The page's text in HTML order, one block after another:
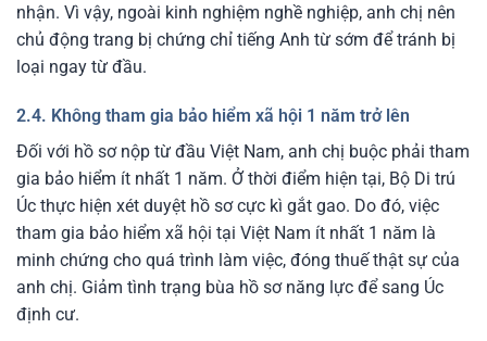
nhận. Vì vậy, ngoài kinh nghiệm nghề nghiệp, anh chị nên
chủ động trang bị chứng chỉ tiếng Anh từ sớm để tránh bị
loại ngay từ đầu.
2.4. Không tham gia bảo hiểm xã hội 1 năm trở lên
Đối với hồ sơ nộp từ đầu Việt Nam, anh chị buộc phải tham
gia bảo hiểm ít nhất 1 năm. Ở thời điểm hiện tại, Bộ Di trú
Úc thực hiện xét duyệt hồ sơ cực kì gắt gao. Do đó, việc
tham gia bảo hiểm xã hội tại Việt Nam ít nhất 1 năm là
minh chứng cho quá trình làm việc, đóng thuế thật sự của
anh chị. Giảm tình trạng bùa hồ sơ năng lực để sang Úc
định cư.